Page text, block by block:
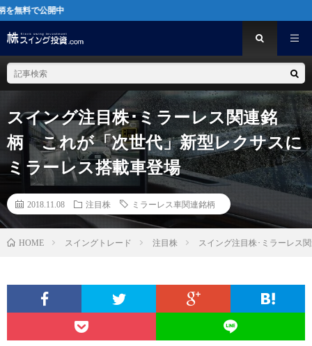
スイング注目株･ミラーレス関連銘
柄 これが「次世代」新型レクサスに
ミラーレス搭載車登場
2018.11.08 注目株 ミラーレス車関連銘柄
HOME スイングトレード 注目株 スイング注目株･ミラーレス